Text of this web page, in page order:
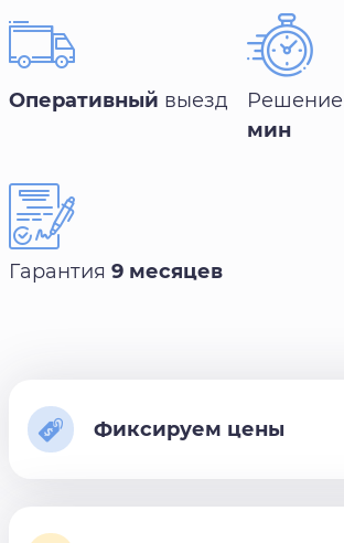
Оперативный выезд Решение
мин
Гарантия 9 месяцев
Фиксируем цены